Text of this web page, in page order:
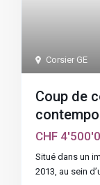
Corsier GE
Coup de
CHF
Situé dans un
2013, au sein